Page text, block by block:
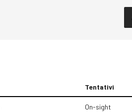
Tentativi
On-sight